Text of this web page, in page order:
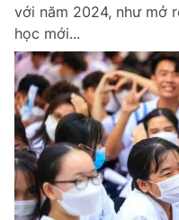
với năm 2024, như mở
học mới...